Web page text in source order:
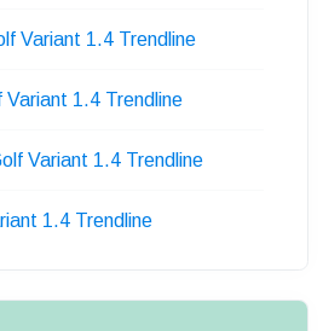
Variant 1.4 Trendline
Variant 1.4 Trendline
Variant 1.4 Trendline
1.4 Trendline